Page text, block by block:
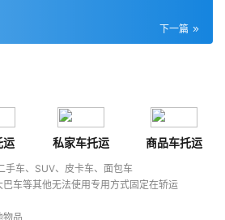
下一篇
运 私家车托运 商品车托运
手车、SUV、皮卡车、面包车
车等其他无法使用专用方式固定在轿运
物品